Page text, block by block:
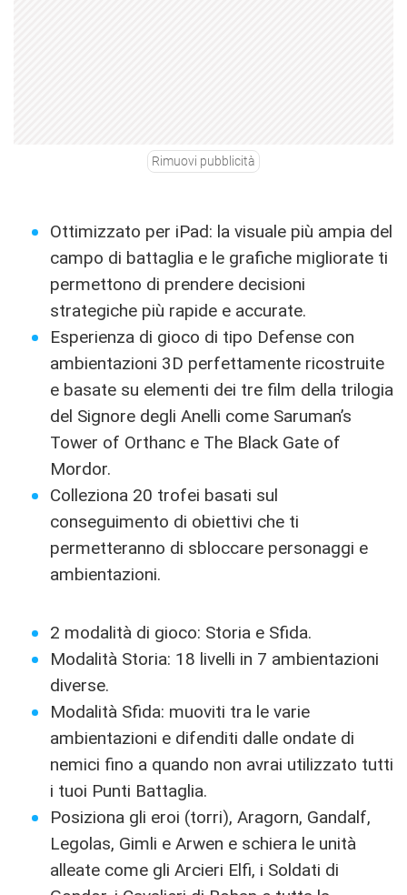
Rimuovi pubblicità
Ottimizzato per iPad: la visuale più ampia del
campo di battaglia e le grafiche migliorate ti
permettono di prendere decisioni
strategiche più rapide e accurate.
Esperienza di gioco di tipo Defense con
ambientazioni 3D perfettamente ricostruite
e basate su elementi dei tre film della trilogia
del Signore degli Anelli come Saruman’s
Tower of Orthanc e The Black Gate of
Mordor.
Colleziona 20 trofei basati sul
conseguimento di obiettivi che ti
permetteranno di sbloccare personaggi e
ambientazioni.
2 modalità di gioco: Storia e Sfida.
Modalità Storia: 18 livelli in 7 ambientazioni
diverse.
Modalità Sfida: muoviti tra le varie
ambientazioni e difenditi dalle ondate di
nemici fino a quando non avrai utilizzato tutti
i tuoi Punti Battaglia.
Posiziona gli eroi (torri), Aragorn, Gandalf,
Legolas, Gimli e Arwen e schiera le unità
alleate come gli Arcieri Elfi, i Soldati di